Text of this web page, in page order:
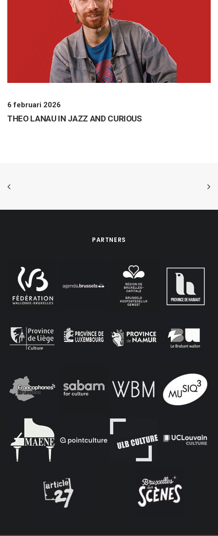
6 februari 2026
THEO LANAU IN JAZZ AND CURIOUS
PARTNERS